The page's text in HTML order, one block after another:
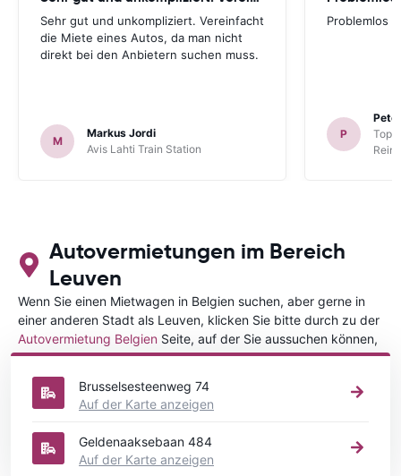
Sehr gut und unkompliziert. Vereinfacht
die Miete eines Autos, da man nicht
direkt bei den Anbietern suchen muss.
M
Markus Jordi
Avis Lahti Train Station
Problemlos
P
Autovermietungen im Bereich
Leuven
Wenn Sie einen Mietwagen in Belgien suchen, aber gerne in
einer anderen Stadt als Leuven, klicken Sie bitte durch zu der
Autovermietung Belgien Seite, auf der Sie aussuchen können,
in welcher Stadt in Belgien Sie Ihr Fahrzeug mieten wollen.
Brusselsesteenweg 74
Auf der Karte anzeigen
Geldenaaksebaan 484
Auf der Karte anzeigen